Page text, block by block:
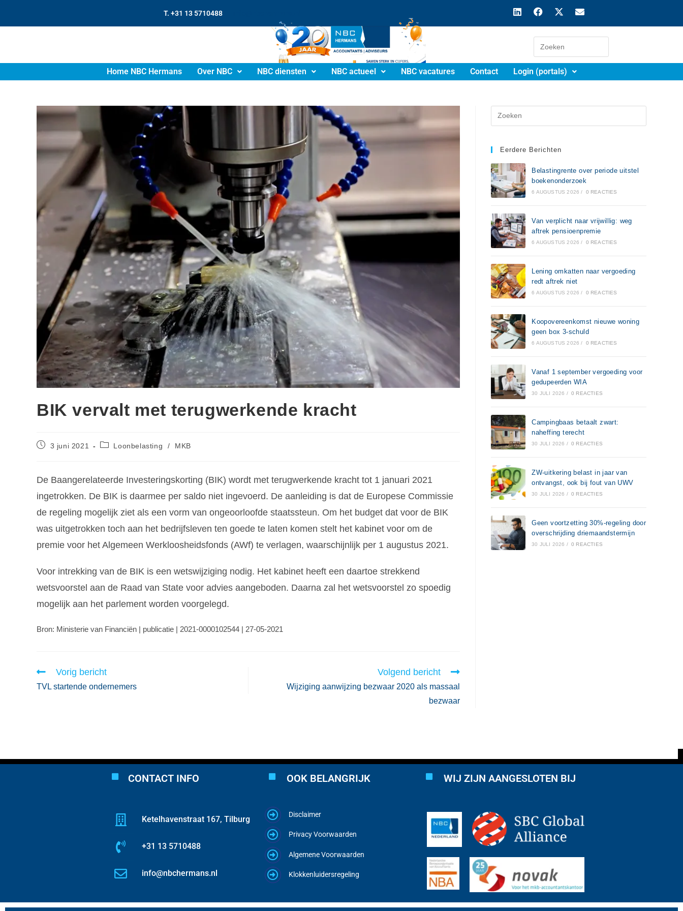
T. +31 13 5710488
Home NBC Hermans Over NBC NBC diensten NBC actueel NBC vacatures Contact Login (portals)
BIK vervalt met terugwerkende kracht
3 juni 2021 Loonbelasting / MKB
De Baangerelateerde Investeringskorting (BIK) wordt met terugwerkende kracht tot 1 januari 2021
ingetrokken. De BIK is daarmee per saldo niet ingevoerd. De aanleiding is dat de Europese Commissie
de regeling mogelijk ziet als een vorm van ongeoorloofde staatssteun. Om het budget dat voor de BIK
was uitgetrokken toch aan het bedrijfsleven ten goede te laten komen stelt het kabinet voor om de
premie voor het Algemeen Werkloosheidsfonds (AWf) te verlagen, waarschijnlijk per 1 augustus 2021.
Voor intrekking van de BIK is een wetswijziging nodig. Het kabinet heeft een daartoe strekkend
wetsvoorstel aan de Raad van State voor advies aangeboden. Daarna zal het wetsvoorstel zo spoedig
mogelijk aan het parlement worden voorgelegd.
Bron: Ministerie van Financiën | publicatie | 2021-0000102544 | 27-05-2021
Vorig bericht
TVL startende ondernemers
Volgend bericht
Wijziging aanwijzing bezwaar 2020 als massaal
bezwaar
Eerdere Berichten
Belastingrente over periode uitstel
boekenonderzoek
6 AUGUSTUS 2026 / 0 REACTIES
Van verplicht naar vrijwillig: weg
aftrek pensioenpremie
6 AUGUSTUS 2026 / 0 REACTIES
Lening omkatten naar vergoeding
redt aftrek niet
6 AUGUSTUS 2026 / 0 REACTIES
Koopovereenkomst nieuwe woning
geen box 3-schuld
6 AUGUSTUS 2026 / 0 REACTIES
Vanaf 1 september vergoeding voor
gedupeerden WIA
30 JULI 2026 / 0 REACTIES
Campingbaas betaalt zwart:
naheffing terecht
30 JULI 2026 / 0 REACTIES
ZW-uitkering belast in jaar van
ontvangst, ook bij fout van UWV
30 JULI 2026 / 0 REACTIES
Geen voortzetting 30%-regeling door
overschrijding driemaandstermijn
30 JULI 2026 / 0 REACTIES
CONTACT INFO
Ketelhavenstraat 167, Tilburg
+31 13 5710488
info@nbchermans.nl
OOK BELANGRIJK
Disclaimer
Privacy Voorwaarden
Algemene Voorwaarden
Klokkenluidersregeling
WIJ ZIJN AANGESLOTEN BIJ